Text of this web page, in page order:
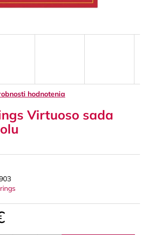
hodnotenia
Virtuoso sada